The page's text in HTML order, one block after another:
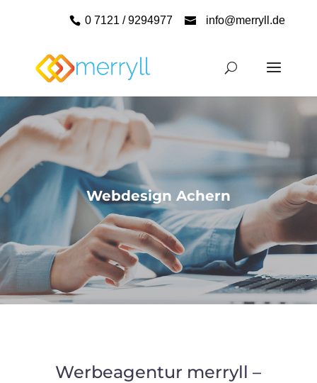
0 7121 / 9294977 info@merryll.de
Webdesign Achern
Werbeagentur merryll –